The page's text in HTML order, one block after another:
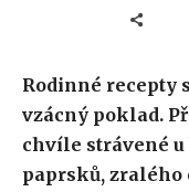
Rodinné recepty
vzácný poklad.
chvíle strávené
paprsků, zralého